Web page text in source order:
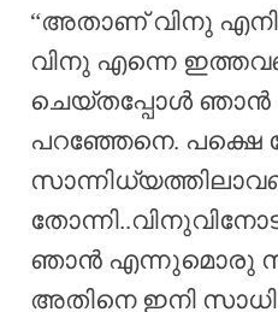
“അതാണ് വിനു
വിനു എന്നെ
ചെയ്തപ്പോൾ ഞാൻ
പറഞ്ഞേനെ. പക്ഷെ
ഞാൻ എന്നുമൊരു
അതിനെ ഇനി